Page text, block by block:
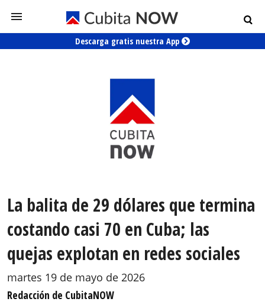
Descarga gratis nuestra App
La balita de 29 dólares que termina
costando casi 70 en Cuba; las
quejas explotan en redes sociales
martes 19 de mayo de 2026
Redacción de CubitaNOW